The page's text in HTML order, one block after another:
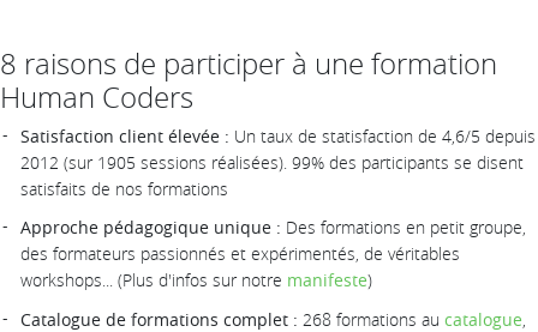
8 raisons de participer à une formation
Human Coders
Satisfaction client élevée : Un taux de statisfaction de 4,6/5 depuis
2012 (sur 1905 sessions réalisées). 99% des participants se disent
satisfaits de nos formations
Approche pédagogique unique : Des formations en petit groupe,
des formateurs passionnés et expérimentés, de véritables
workshops... (Plus d'infos sur notre manifeste)
Catalogue de formations complet : 268 formations au catalogue